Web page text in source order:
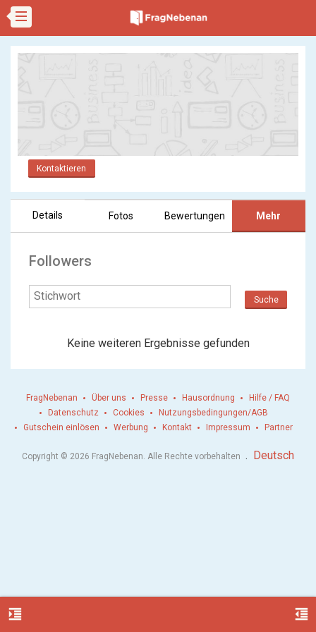
Kontaktieren
Details Fotos Bewertungen Mehr
Followers
Suche
Keine weiteren Ergebnisse gefunden
format_indent_increase format_indent_decrease
FragNebenan Über uns Presse Hausordnung
Hilfe / FAQ
Datenschutz
Cookies
Nutzungsbedingungen/AGB
Gutschein einlösen
Werbung Kontakt Impressum Partner
Copyright © 2026 FragNebenan. Alle Rechte vorbehalten . Deutsch